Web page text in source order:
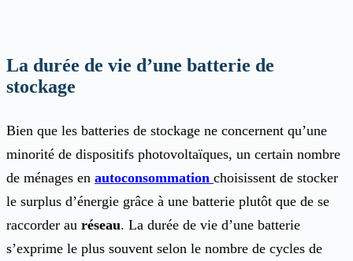
La durée de vie d’une batterie de
stockage
Bien que les batteries de stockage ne concernent qu’une
minorité de dispositifs photovoltaïques, un certain nombre
de ménages en autoconsommation choisissent de stocker
le surplus d’énergie grâce à une batterie plutôt que de se
raccorder au réseau. La durée de vie d’une batterie
s’exprime le plus souvent selon le nombre de cycles de